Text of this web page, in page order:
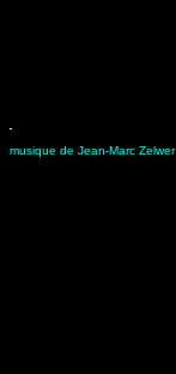
musique de Jean-Marc Zelwer